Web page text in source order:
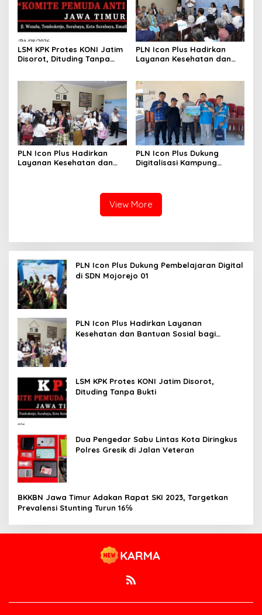
LSM KPK Protes KONI Jatim
Disorot, Dituding Tanpa
PLN Icon Plus Hadirkan
Layanan Kesehatan dan
PLN Icon Plus Hadirkan
Layanan Kesehatan dan
PLN Icon Plus Dukung
Digitalisasi Kampung
View More
PLN Icon Plus Dukung Pembelajaran Digital
di SDN Mojorejo 01
PLN Icon Plus Hadirkan Layanan
Kesehatan dan Bantuan Sosial bagi
LSM KPK Protes KONI Jatim Disorot,
Dituding Tanpa Bukti
Dua Pengedar Sabu Lintas Kota Diringkus
Polres Gresik di Jalan Veteran
BKKBN Jawa Timur Adakan Rapat SKI 2023, Targetkan
Prevalensi Stunting Turun 16℅